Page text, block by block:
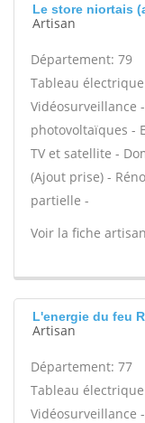
Le store niortais
Artisan
Département: 79
Tableau
Vidéosurveillance
photovoltaïques -
TV et satellite -
(Ajout prise) -
partielle -
Voir la fiche
L'energie du feu
Artisan
Département: 77
Tableau
Vidéosurveillance